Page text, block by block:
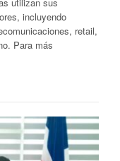
incluyendo
retail,
Para más